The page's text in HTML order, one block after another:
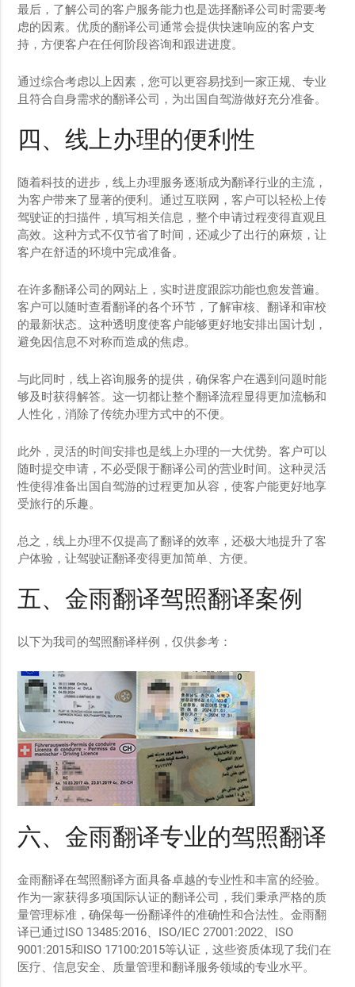
最后，了解公司的客户服务能力也是选择翻译公司时需要考
虑的因素。优质的翻译公司通常会提供快速响应的客户支
持，方便客户在任何阶段咨询和跟进进度。
通过综合考虑以上因素，您可以更容易找到一家正规、专业
且符合自身需求的翻译公司，为出国自驾游做好充分准备。
四、线上办理的便利性
随着科技的进步，线上办理服务逐渐成为翻译行业的主流，
为客户带来了显著的便利。通过互联网，客户可以轻松上传
驾驶证的扫描件，填写相关信息，整个申请过程变得直观且
高效。这种方式不仅节省了时间，还减少了出行的麻烦，让
客户在舒适的环境中完成准备。
在许多翻译公司的网站上，实时进度跟踪功能也愈发普遍。
客户可以随时查看翻译的各个环节，了解审核、翻译和审校
的最新状态。这种透明度使客户能够更好地安排出国计划，
避免因信息不对称而造成的焦虑。
与此同时，线上咨询服务的提供，确保客户在遇到问题时能
够及时获得解答。这一切都让整个翻译流程显得更加流畅和
人性化，消除了传统办理方式中的不便。
此外，灵活的时间安排也是线上办理的一大优势。客户可以
随时提交申请，不必受限于翻译公司的营业时间。这种灵活
性使得准备出国自驾游的过程更加从容，使客户能更好地享
受旅行的乐趣。
总之，线上办理不仅提高了翻译的效率，还极大地提升了客
户体验，让驾驶证翻译变得更加简单、方便。
五、金雨翻译驾照翻译案例
以下为我司的驾照翻译样例，仅供参考：
六、金雨翻译专业的驾照翻译
金雨翻译在驾照翻译方面具备卓越的专业性和丰富的经验。
作为一家获得多项国际认证的翻译公司，我们秉承严格的质
量管理标准，确保每一份翻译件的准确性和合法性。金雨翻
译已通过ISO 13485:2016、ISO/IEC 27001:2022、ISO
9001:2015和ISO 17100:2015等认证，这些资质体现了我们在
医疗、信息安全、质量管理和翻译服务领域的专业水平。